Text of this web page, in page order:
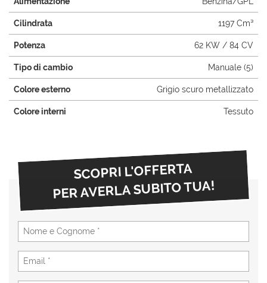
Cilindrata 1197 Cm³
Potenza 62 KW / 84 CV
Tipo di cambio Manuale (5)
Colore esterno Grigio scuro metallizzato
Colore interni Tessuto
SCOPRI L'OFFERTA
PER AVERLA SUBITO TUA!
questi
strumenti
di
tracciamento
si
rimanda
cookie
policy.
le
tue
scelte
in
qualsiasi
momento.